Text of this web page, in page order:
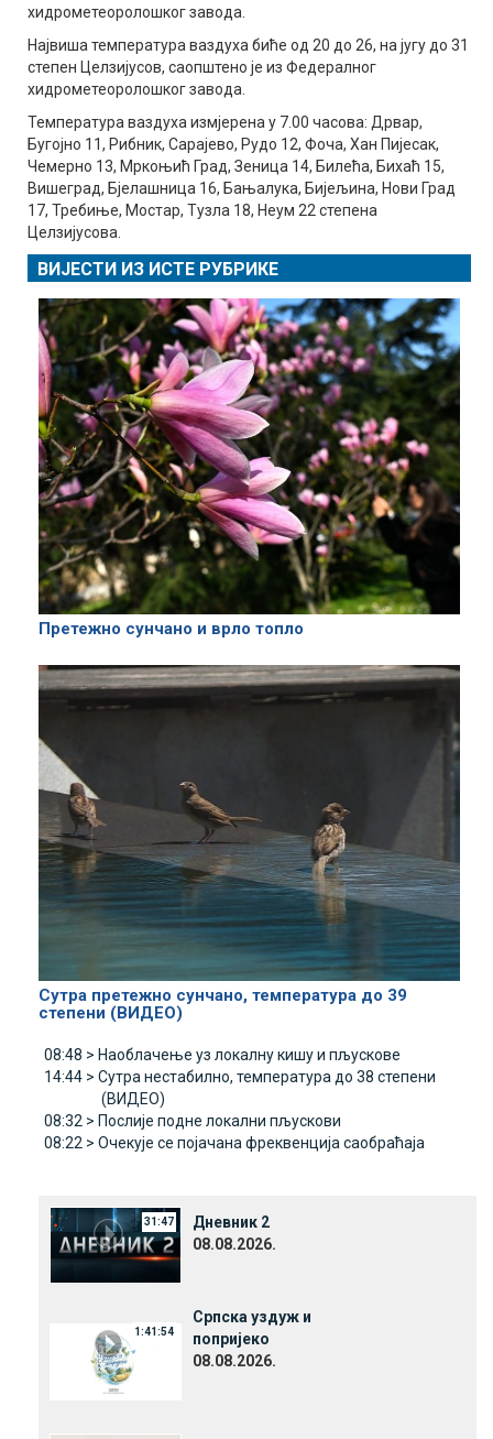
хидрометеоролошког завода.
Највиша температура ваздуха биће од 20 до 26, на југу до 31
степен Целзијусов, саопштено је из Федералног
хидрометеоролошког завода.
Температура ваздуха измјерена у 7.00 часова: Дрвар,
Бугојно 11, Рибник, Сарајево, Рудо 12, Фоча, Хан Пијесак,
Чемерно 13, Мркоњић Град, Зеница 14, Билећа, Бихаћ 15,
Вишеград, Бјелашница 16, Бањалука, Бијељина, Нови Град
17, Требиње, Мостар, Тузла 18, Неум 22 степена
Целзијусова.
ВИЈЕСТИ ИЗ ИСТЕ РУБРИКЕ
Претежно сунчано и врло топло
Сутра претежно сунчано, температура до 39
степени (ВИДЕО)
08:48 > Наоблачење уз локалну кишу и пљускове
14:44 > Сутра нестабилно, температура до 38 степени
(ВИДЕО)
08:32 > Послије подне локални пљускови
08:22 > Очекује се појачана фреквенција саобраћаја
31:47
Дневник 2
08.08.2026.
1:41:54
Српска уздуж и
попријеко
08.08.2026.